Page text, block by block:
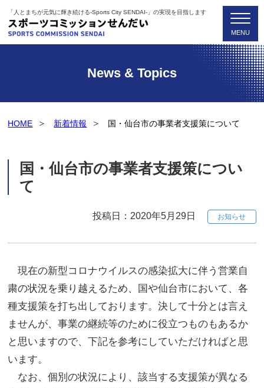
「人とまちが元気に輝き続ける-Sports City SENDAI-」の実現を目指します
News & Topics
HOME 新着情報 国・仙台市の事業者支援策について
国・仙台市の事業者支援策につい
て
投稿日：2020年5月29日 お知らせ
現在の新型コロナウイルスの感染拡大に伴う営業自
粛の状況を乗り越えるため、国や仙台市において、各
種支援策を打ち出しております。決して十分とは言え
ませんが、事業の継続等のために役立つものもあるか
と思いますので、下記を参考にしていただければと思
います。
なお、個別の状況により、該当する支援策が異なる